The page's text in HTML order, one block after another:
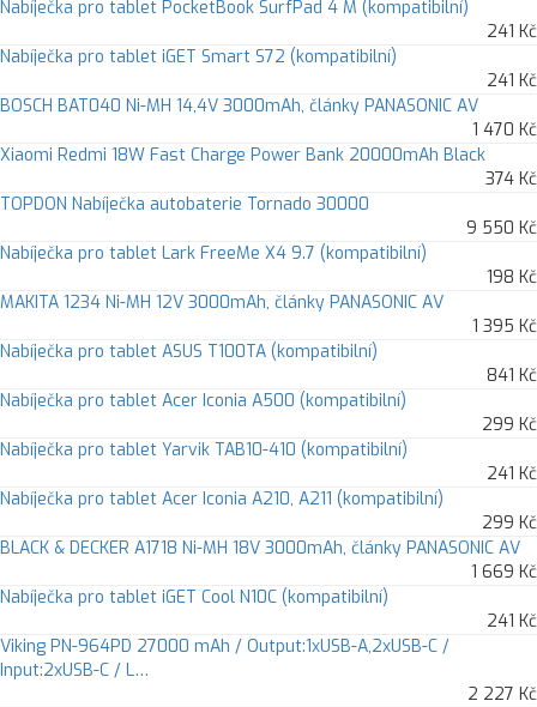
Nabíječka pro tablet PocketBook SurfPad 4 M (kompatibilní)
241 Kč
Nabíječka pro tablet iGET Smart S72 (kompatibilní)
241 Kč
BOSCH BAT040 Ni-MH 14,4V 3000mAh, články PANASONIC AV
1 470 Kč
Xiaomi Redmi 18W Fast Charge Power Bank 20000mAh Black
374 Kč
TOPDON Nabíječka autobaterie Tornado 30000
9 550 Kč
Nabíječka pro tablet Lark FreeMe X4 9.7 (kompatibilní)
198 Kč
MAKITA 1234 Ni-MH 12V 3000mAh, články PANASONIC AV
1 395 Kč
Nabíječka pro tablet ASUS T100TA (kompatibilní)
841 Kč
Nabíječka pro tablet Acer Iconia A500 (kompatibilní)
299 Kč
Nabíječka pro tablet Yarvik TAB10-410 (kompatibilní)
241 Kč
Nabíječka pro tablet Acer Iconia A210, A211 (kompatibilní)
299 Kč
BLACK & DECKER A1718 Ni-MH 18V 3000mAh, články PANASONIC AV
1 669 Kč
Nabíječka pro tablet iGET Cool N10C (kompatibilní)
241 Kč
Viking PN-964PD 27000 mAh / Output:1xUSB-A,2xUSB-C /
Input:2xUSB-C / L…
2 227 Kč